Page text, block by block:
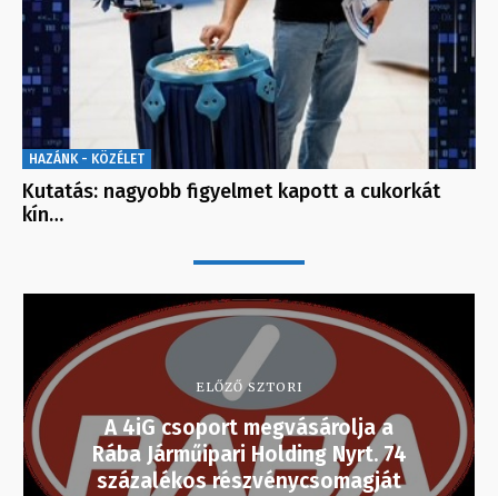
HAZÁNK - KÖZÉLET
Kutatás: nagyobb figyelmet kapott a cukorkát
kín…
ELŐZŐ SZTORI
A 4iG csoport megvásárolja a
Rába Járműipari Holding Nyrt. 74
százalékos részvénycsomagját